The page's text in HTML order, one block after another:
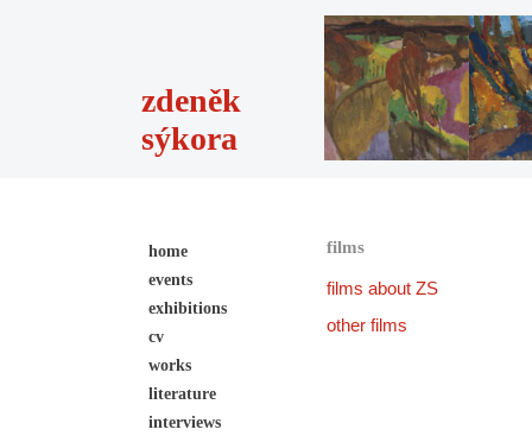
zdeněk
sýkora
home
events
exhibitions
cv
works
literature
interviews
films
films about ZS
other films